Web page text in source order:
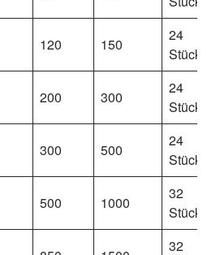
120 150
24
Stück
200 300
24
Stück
300 500
24
Stück
500 1000
32
Stück
32